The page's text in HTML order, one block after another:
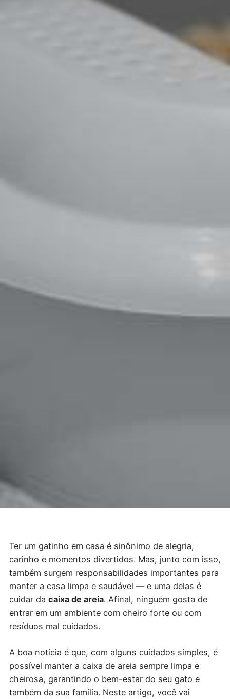
Ter um gatinho em casa é sinônimo de alegria,
carinho e momentos divertidos. Mas, junto com isso,
também surgem responsabilidades importantes para
manter a casa limpa e saudável — e uma delas é
cuidar da caixa de areia. Afinal, ninguém gosta de
entrar em um ambiente com cheiro forte ou com
resíduos mal cuidados.
A boa notícia é que, com alguns cuidados simples, é
possível manter a caixa de areia sempre limpa e
cheirosa, garantindo o bem-estar do seu gato e
também da sua família. Neste artigo, você vai